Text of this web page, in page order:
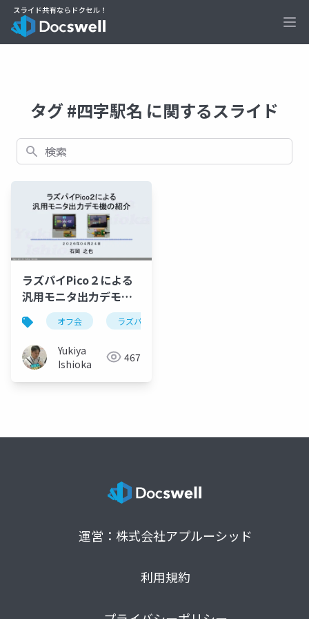
タグ #四字駅名 に関するスライド
検索
ラズパイPico２による
汎用モニタ出力デモ機
の紹介 オフ会 ラズパイpico
Yukiya
Ishioka
467
運営：株式会社アプルーシッド
利用規約